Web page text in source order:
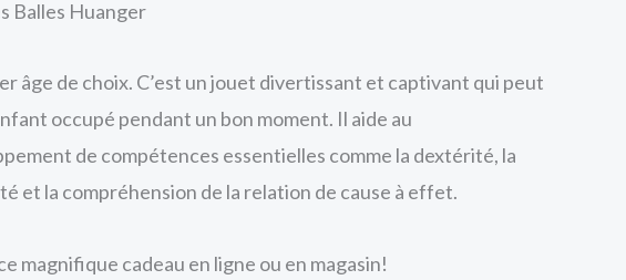
Balles Huanger
âge de choix. C’est un jouet divertissant et captivant qui peut
occupé pendant un bon moment. Il aide au
de compétences essentielles comme la dextérité, la
et la compréhension de la relation de cause à effet.
magnifique cadeau en ligne ou en magasin!